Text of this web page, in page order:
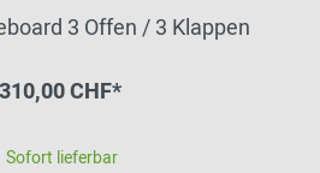
3 Offen / 3 Klappen
CHF*
Sofort lieferbar